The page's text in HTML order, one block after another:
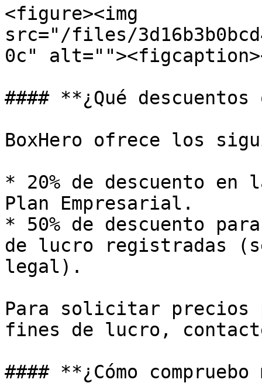
<figure><img
src="/files/
0c"
#### **¿Qué
BoxHero ofrece los
* 20% de descuento
Plan Empresarial.
* 50% de descuento
de lucro registradas
legal).
Para solicitar precios
fines de lucro,
#### **¿Cómo